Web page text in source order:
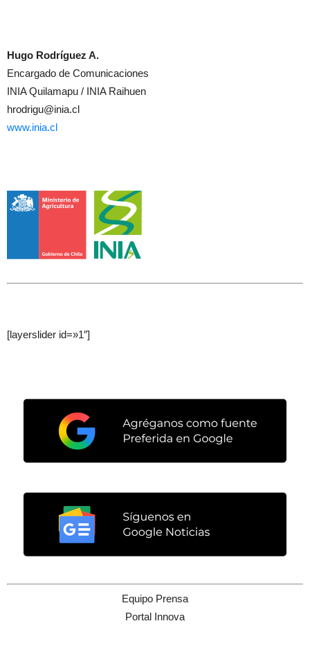
Hugo Rodríguez A.
Encargado de Comunicaciones
INIA Quilamapu / INIA Raihuen
hrodrigu@inia.cl
www.inia.cl
[layerslider id=»1″]
Equipo Prensa
Portal Innova